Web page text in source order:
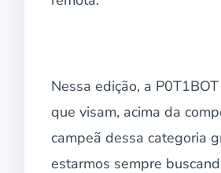
Nessa edição, a
que visam, acima da
campeã dessa categoria
estarmos sempre